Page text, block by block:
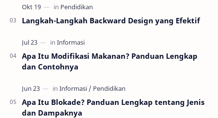
Langkah-Langkah Backward Design yang Efektif
Apa Itu Modifikasi Makanan? Panduan Lengkap
dan Contohnya
Apa Itu Blokade? Panduan Lengkap tentang Jenis
dan Dampaknya